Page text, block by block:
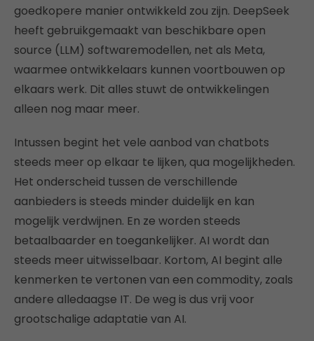
goedkopere manier ontwikkeld zou zijn. DeepSeek
heeft gebruikgemaakt van beschikbare open
source (LLM) softwaremodellen, net als Meta,
waarmee ontwikkelaars kunnen voortbouwen op
elkaars werk. Dit alles stuwt de ontwikkelingen
alleen nog maar meer.
Intussen begint het vele aanbod van chatbots
steeds meer op elkaar te lijken, qua mogelijkheden.
Het onderscheid tussen de verschillende
aanbieders is steeds minder duidelijk en kan
mogelijk verdwijnen. En ze worden steeds
betaalbaarder en toegankelijker. AI wordt dan
steeds meer uitwisselbaar. Kortom, AI begint alle
kenmerken te vertonen van een commodity, zoals
andere alledaagse IT. De weg is dus vrij voor
grootschalige adaptatie van AI.